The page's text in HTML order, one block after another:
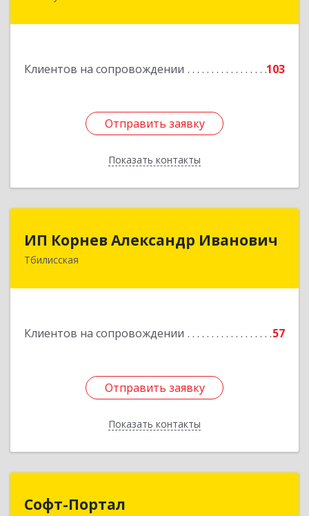
Клиентов на сопровождении 103
Отправить заявку
Показать контакты
Отправить заявку
Назад
ИП Корнев Александр Иванович
Тбилисская
Клиентов на сопровождении 57
Отправить заявку
Показать контакты
352360, Краснодарский край, Тбилисский р-н,
Отправить заявку
Назад
Софт-Портал